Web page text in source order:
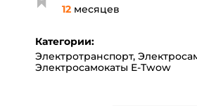
12 месяцев
Категории:
Электротранспорт,
Электросамокаты E-Twow